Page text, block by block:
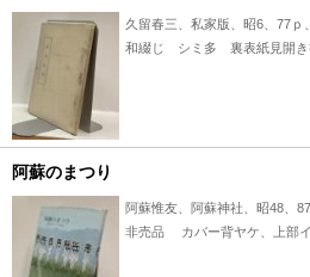
久留春三、私家版、昭6、77ｐ
和綴じ シミ多 裏表紙見開き
阿蘇のまつり
阿蘇惟友、阿蘇神社、昭48、
非売品 カバー背ヤケ、上部